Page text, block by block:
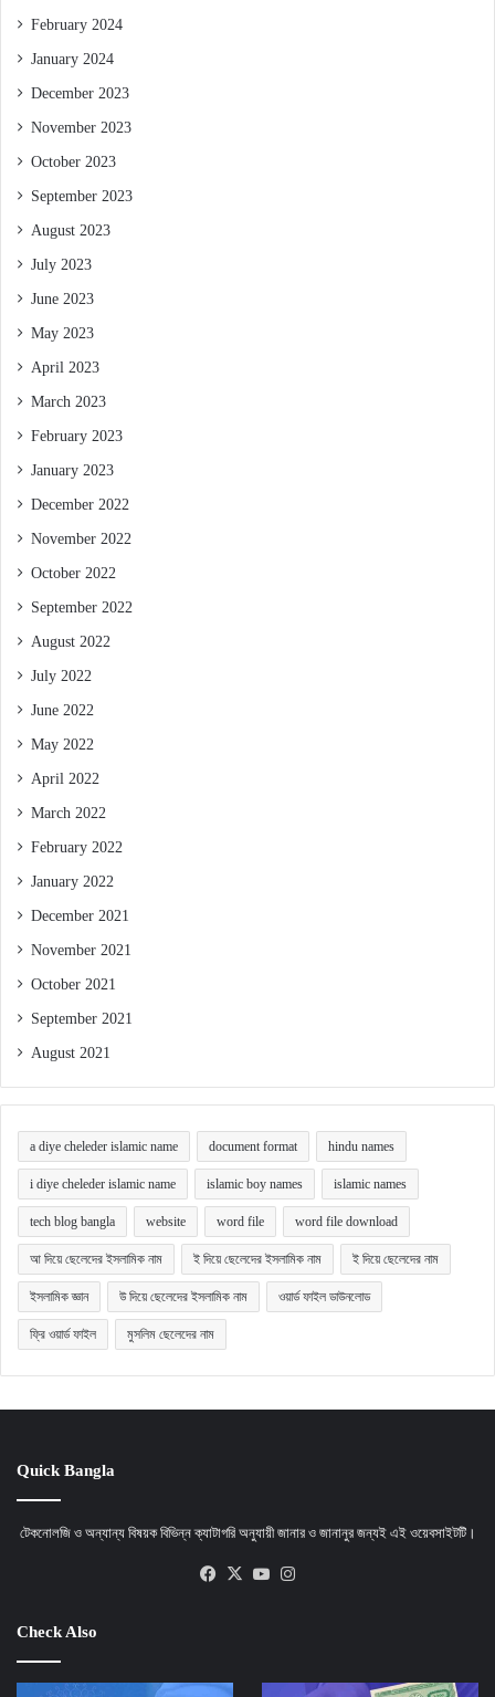
February 2024
January 2024
December 2023
November 2023
October 2023
September 2023
August 2023
July 2023
June 2023
May 2023
April 2023
March 2023
February 2023
January 2023
December 2022
November 2022
October 2022
September 2022
August 2022
July 2022
June 2022
May 2022
April 2022
March 2022
February 2022
January 2022
December 2021
November 2021
October 2021
September 2021
August 2021
a diye cheleder islamic name document format hindu names
i diye cheleder islamic name islamic boy names islamic names
tech blog bangla website word file word file download
আ দিয়ে ছেলেদের ইসলামিক নাম ই দিয়ে ছেলেদের ইসলামিক নাম ই দিয়ে ছেলেদের নাম
ইসলামিক জ্ঞান উ দিয়ে ছেলেদের ইসলামিক নাম ওয়ার্ড ফাইল ডাউনলোড
ফ্রি ওয়ার্ড ফাইল মুসলিম ছেলেদের নাম
Quick Bangla
টেকনোলজি ও অন্যান্য বিষয়ক বিভিন্ন ক্যাটাগরি অনুযায়ী জানার ও জানানুর জন্যই এই ওয়েবসাইটটি।
Facebook
X YouTube
Check Also